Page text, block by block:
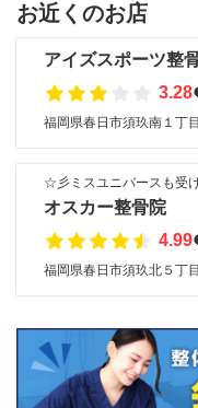
お近くのお店
アイズスポーツ整
3.28
福岡県春日市須玖南１丁
☆彡ミスユニバースも受
オスカー整骨院
4.99
福岡県春日市須玖北５丁